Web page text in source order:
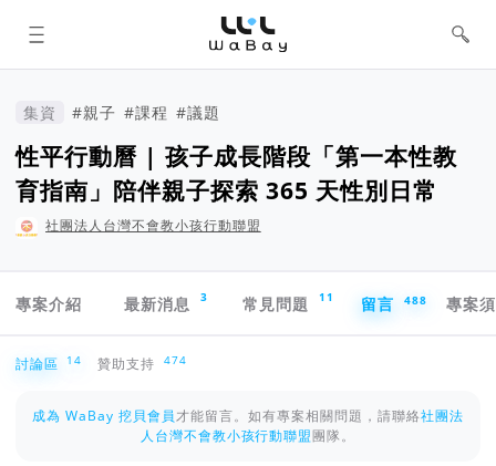
WaBay 挖貝 | 台灣最值得信賴的群眾
集資 / 群眾募資平台
集資 #親子 #課程 #議題
性平行動曆 | 孩子成長階段「第一本性教
育指南」陪伴親子探索 365 天性別日常
社團法人台灣不會教小孩行動聯盟
專案介紹
最新消息 3 常見問題 11 留言 488 專案
討論區 14 贊助支持 474
成為 WaBay 挖貝會員才能留言。如有專案相關問題，請聯絡社團法
人台灣不會教小孩行動聯盟團隊。